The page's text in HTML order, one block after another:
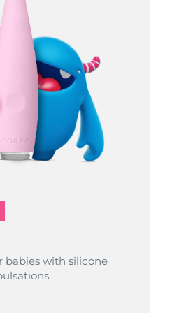
babies with silicone
babies with silicone
babies with silicone